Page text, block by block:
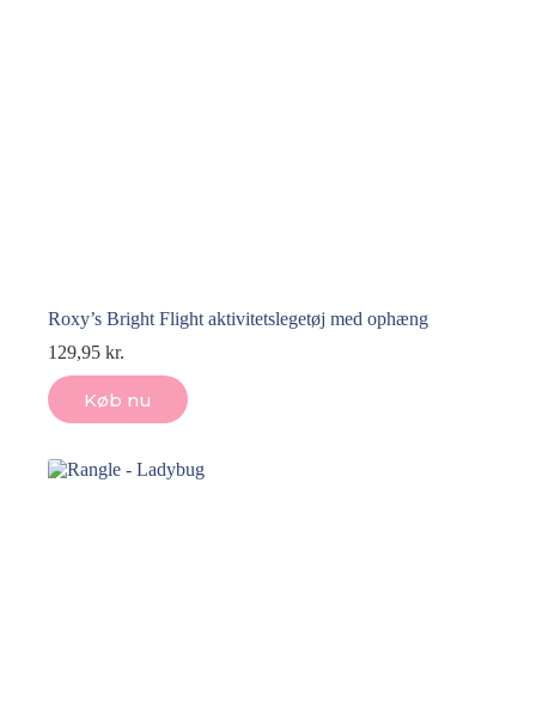
Roxy’s Bright Flight aktivitetslegetøj med ophæng
129,95 kr.
Køb nu